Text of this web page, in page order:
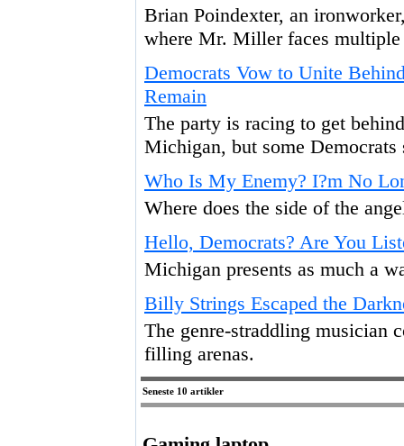
Brian Poindexter, an
where Mr. Miller faces multiple
Democrats Vow to Unite
Remain
The party is racing to get
Michigan, but some
Who Is My Enemy? I?m No
Where does the side of the
Hello, Democrats? Are You
Michigan presents as much a
Billy Strings Escaped the
The genre-straddling musician
filling arenas.
Seneste 10 artikler